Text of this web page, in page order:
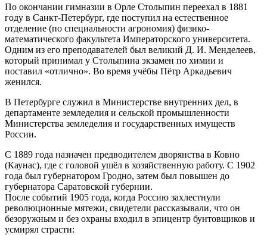
По окончании гимназии в Орле Столыпин переехал в 1881
году в Санкт-Петербург, где поступил на естественное
отделение (по специальности агрономия) физико-
математического факультета Императорского университета.
Одним из его преподавателей был великий Д. И. Менделеев,
который принимал у Столыпина экзамен по химии и
поставил «отлично». Во время учёбы Пётр Аркадьевич
женился.
В Петербурге служил в Министерстве внутренних дел, в
департаменте земледелия и сельской промышленности
Министерства земледелия и государственных имуществ
России.
С 1889 года назначен предводителем дворянства в Ковно
(Каунас), где с головой ушёл в хозяйственную работу. С 1902
года был губернатором Гродно, затем был повышен до
губернатора Саратовской губернии.
После событий 1905 года, когда Россию захлестнули
революционные мятежи, свидетели рассказывали, что он
безоружным и без охраны входил в эпицентр бунтовщиков и
усмирял страсти: